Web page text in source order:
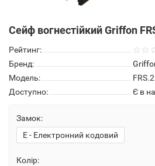
Сейф вогнестійкий Griffon
Рейтинг:
Бренд:
Модель:
Доступно:
Є в
Замок:
E - Електронний кодовий
Колір: